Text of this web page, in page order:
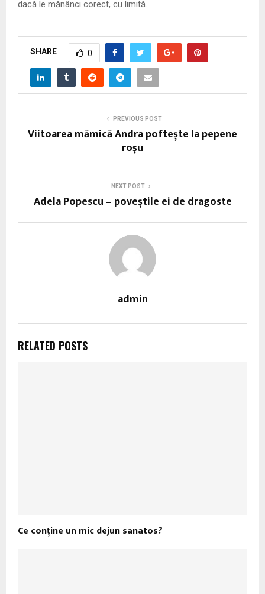
dacă le mănânci corect, cu limită.
SHARE 0
PREVIOUS POST
Viitoarea mămică Andra poftește la pepene
roșu
NEXT POST
Adela Popescu – poveștile ei de dragoste
admin
RELATED POSTS
Ce conține un mic dejun sanatos?